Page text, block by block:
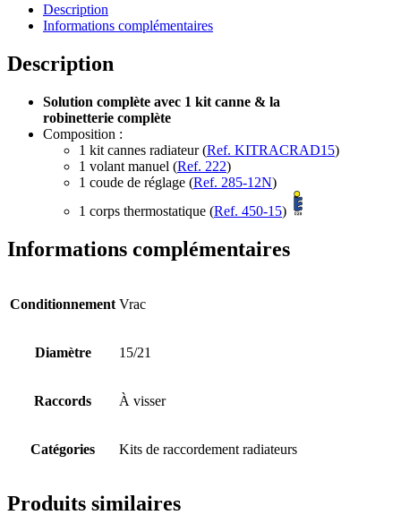
Description
Informations complémentaires
Description
Solution complète avec 1 kit canne & la
robinetterie complète
Composition :
1 kit cannes radiateur (Ref. KITRACRAD15)
1 volant manuel (Ref. 222)
1 coude de réglage (Ref. 285-12N)
1 corps thermostatique (Ref. 450-15)
Informations complémentaires
Conditionnement Vrac
Diamètre 15/21
Raccords À visser
Catégories Kits de raccordement radiateurs
Produits similaires